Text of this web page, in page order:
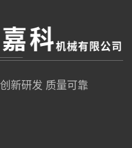
创新研发 质量可靠